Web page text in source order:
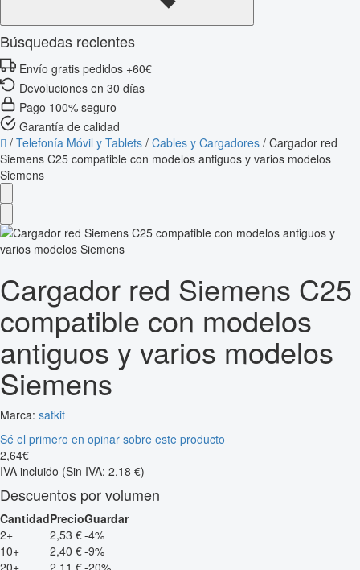
Búsquedas recientes
Envío gratis pedidos +60€
Devoluciones en 30 días
Pago 100% seguro
Garantía de calidad
/ Telefonía Móvil y Tablets / Cables y Cargadores / Cargador red
Siemens C25 compatible con modelos antiguos y varios modelos
Siemens
Cargador red Siemens C25
compatible con modelos
antiguos y varios modelos
Siemens
Marca: satkit
Sé el primero en opinar sobre este producto
2,64€
IVA incluido (Sin IVA: 2,18 €)
Descuentos por volumen
CantidadPrecioGuardar
2+
2,53 €-4%
10+
2,40 €-9%
20+
2,11 €-20%